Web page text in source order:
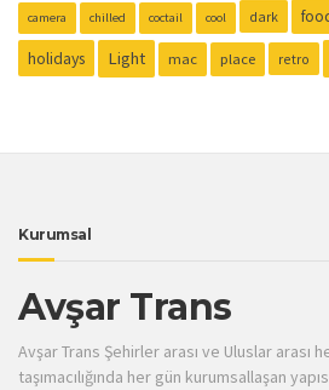
camera chilled coctail cool dark
holidays Light mac place retro
Kurumsal
Avşar Trans
Avşar Trans Şehirler arası ve Uluslar arası
taşımacılığında her gün kurumsallaşan